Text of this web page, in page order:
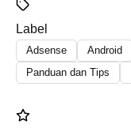
Label
Adsense Android
Panduan dan Tips